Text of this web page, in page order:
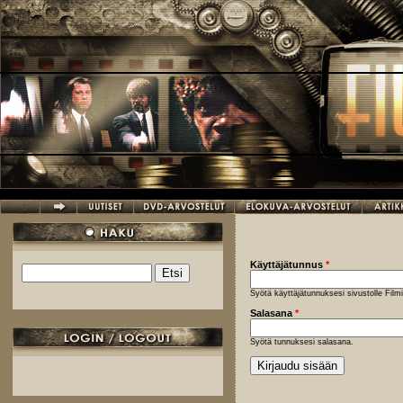
Hyppää pääsisältöön
Hakulomake
Käyttäjätunnus *
Syötä käyttäjätunnuksesi sivustolle
Salasana *
Syötä tunnuksesi salasana.